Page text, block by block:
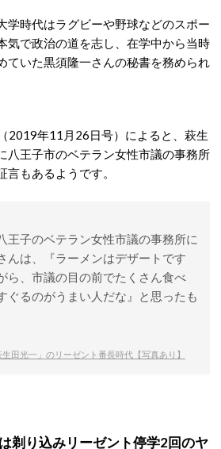
学時代はラグビーや野球などのスポー
気で政治の道を志し、在学中から当時
ていた黒須隆一さんの秘書を務められ
2019年11月26日号）によると、萩生
八王子市のベテラン女性市議の事務所
もあるようです。
王子のベテラン女性市議の事務所に
んは、『ラーメンはデザートです
ら、市議の目の前でたくさん食べ
ぐるのがうまい人だな』と思ったも
田光一」のリーゼント番長時代【写真あり】
剃り込みリーゼント停学2回のヤ